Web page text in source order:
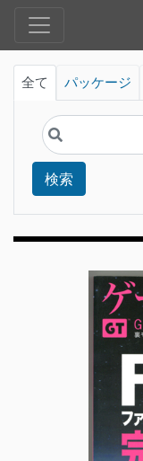
全て パッケージ
検索